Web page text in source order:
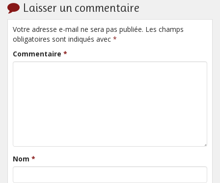
Laisser un commentaire
Votre adresse e-mail ne sera pas publiée. Les champs
obligatoires sont indiqués avec *
Commentaire *
Nom *